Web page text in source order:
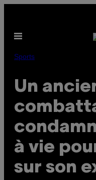
content
Open
Sports
Un
à vie
sur son